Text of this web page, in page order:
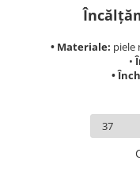
• Materiale: piele
•
•